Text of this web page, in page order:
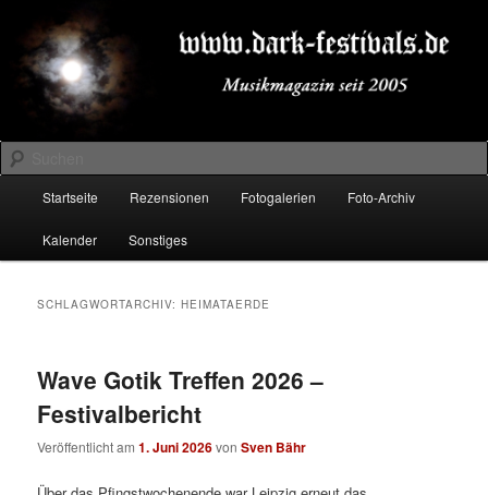
primären
Inhalt
springen
sekundären
Inhalt
springenDARK-FESTIVALS.DE
Suchen
Startseite Rezensionen Fotogalerien Foto-Archiv
Kalender Sonstiges
SCHLAGWORTARCHIV:HEIMATAERDE
Wave Gotik Treffen 2026 –
Festivalbericht
Veröffentlicht am1. Juni 2026vonSven Bähr